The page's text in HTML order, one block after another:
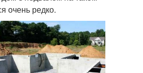
очень редко.